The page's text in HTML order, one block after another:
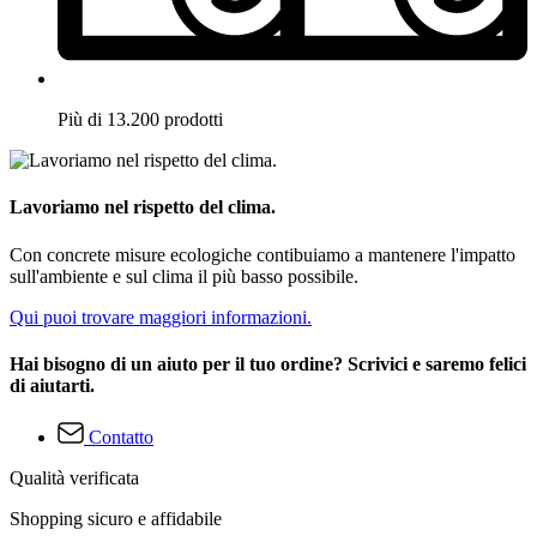
Più di 13.200 prodotti
Lavoriamo nel rispetto del clima.
Con concrete misure ecologiche contibuiamo a mantenere l'impatto
sull'ambiente e sul clima il più basso possibile.
Qui puoi trovare maggiori informazioni.
Hai bisogno di un aiuto per il tuo ordine? Scrivici e saremo felici
di aiutarti.
Contatto
Qualità verificata
Shopping sicuro e affidabile